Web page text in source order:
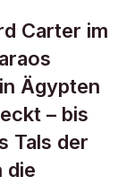
Carter im
Ägypten
– bis
Tals der
die